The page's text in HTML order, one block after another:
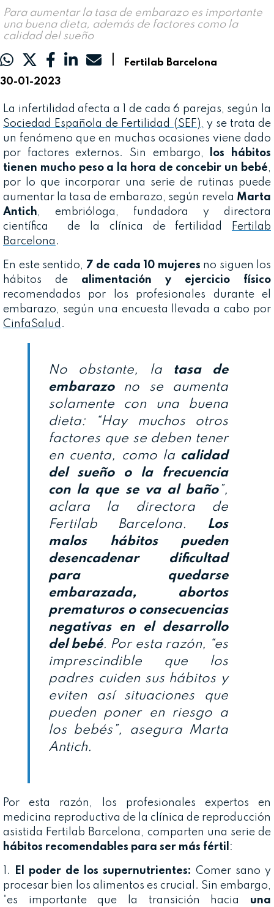
Para aumentar la tasa de embarazo es importante
una buena dieta, además de factores como la
calidad del sueño
|
Fertilab Barcelona
30-01-2023
La infertilidad afecta a 1 de cada 6 parejas, según la
Sociedad Española de Fertilidad (SEF), y se trata de
un fenómeno que en muchas ocasiones viene dado
por factores externos. Sin embargo,
los hábitos
tienen mucho peso a la hora de concebir un bebé,
por lo que incorporar una serie de rutinas puede
aumentar la tasa de embarazo, según revela Marta
Antich, embrióloga, fundadora y directora
científica de la clínica de fertilidad
Fertilab
Barcelona .
En este sentido, 7 de cada 10 mujeres no siguen los
hábitos de alimentación y ejercicio físico
recomendados por los profesionales durante el
embarazo, según una encuesta llevada a cabo por
CinfaSalud .
No obstante, la
tasa de
embarazono se aumenta
solamente con una buena
dieta: “Hay muchos otros
factores que se deben tener
en cuenta, como la calidad
del sueño o la frecuencia
con la que se va al baño”,
aclara la directora de
Fertilab Barcelona. Los
malos hábitos pueden
desencadenar dificultad
para quedarse
embarazada, abortos
prematuros o consecuencias
negativas en el desarrollo
del bebé. Por esta razón, “es
imprescindible que los
padres cuiden sus hábitos y
eviten así situaciones que
pueden poner en riesgo a
los bebés”, asegura Marta
Antich.
Por esta razón, los profesionales expertos en
medicina reproductiva de la clínica de reproducción
asistida Fertilab Barcelona, comparten una serie de
hábitos recomendables para ser más fértil :
1. El poder de los supernutrientes: Comer sano y
procesar bien los alimentos es crucial. Sin embargo,
“es importante que la transición hacia una